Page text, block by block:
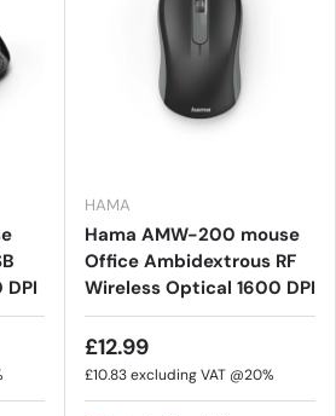
HAMA
Hama AMW-200 mouse
Office Ambidextrous RF
Wireless Optical 1600 DPI
£12.99
£10.83excluding VAT @20%